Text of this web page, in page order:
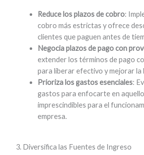
Reduce los plazos de cobro:
cobro más estrictas y ofrece
clientes que paguen antes de
Negocia plazos de pago con
extender los términos de pago
para liberar efectivo y mejorar la
Prioriza los gastos esenciales:
gastos para enfocarte en
imprescindibles para el
empresa.
3. Diversifica las Fuentes de Ingreso